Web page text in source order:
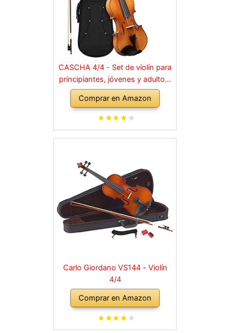
CASCHA 4/4 - Set de violín para
principiantes, jóvenes y adultos,
violín macizo con arco, colofonia,
cuerdas de repuesto, soporte
para hombro, maletín, abeto
Comprar en Amazon
Carlo Giordano VS144 - Violín
4/4
Comprar en Amazon